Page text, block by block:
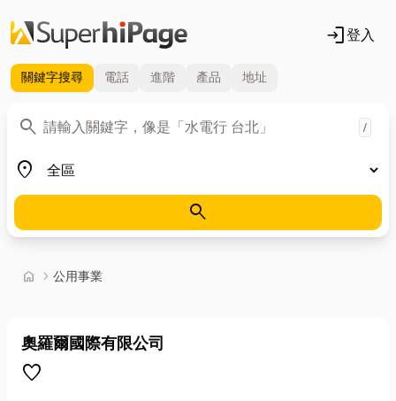
login登入
關鍵字搜尋 電話 進階 產品 地址
search
關鍵字 /
place
地區
search
home chevron_right 首頁
公用事業
奧羅爾國際有限公司
favorite